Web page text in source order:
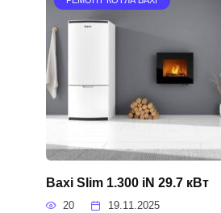
Baxi Slim 1.300 iN 29.7 кВт
20 19.11.2025